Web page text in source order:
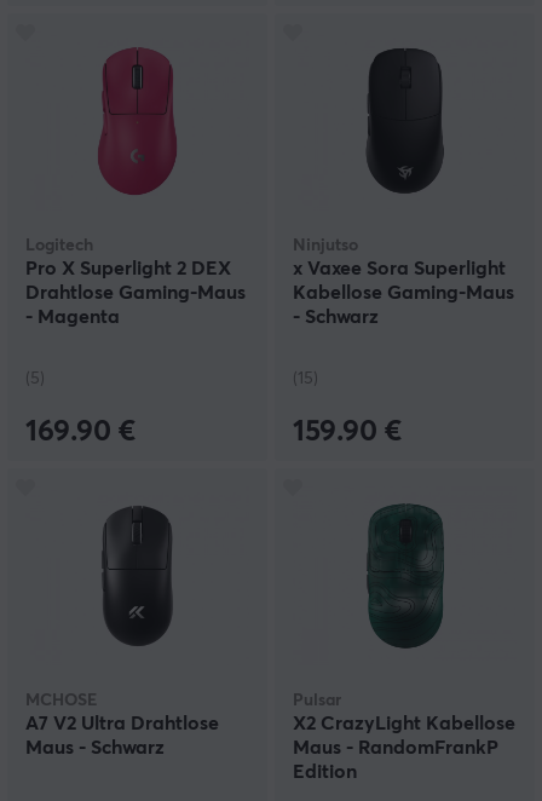
Logitech
Pro X Superlight 2 DEX
Drahtlose Gaming-Maus
- Magenta
(5)
169.90 €
Ninjutso
x Vaxee Sora Superlight
Kabellose Gaming-Maus
- Schwarz
(15)
159.90 €
MCHOSE
A7 V2 Ultra Drahtlose
Maus - Schwarz
Pulsar
X2 CrazyLight Kabellose
Maus - RandomFrankP
Edition